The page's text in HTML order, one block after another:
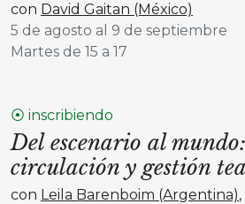
con David Gaitan (México)
5 de agosto al 9 de septiembre
Martes de 15 a 17
⦿ inscribiendo
Del escenario al
circulación y gestión
con Leila Barenboim (Argentina),